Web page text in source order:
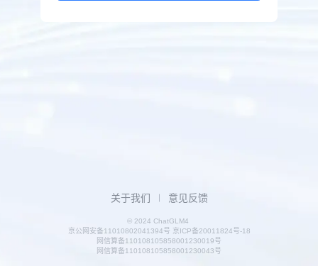
关于我们 意见反馈
© 2024 ChatGLM4
京公网安备11010802041394号 京ICP备20011824号-18
网信算备110108105858001230019号
网信算备110108105858001230043号